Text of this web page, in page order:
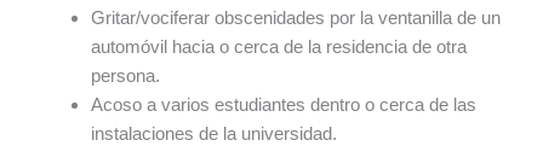
Gritar/vociferar obscenidades por la ventanilla de un
automóvil hacia o cerca de la residencia de otra
persona.
Acoso a varios estudiantes dentro o cerca de las
instalaciones de la universidad.